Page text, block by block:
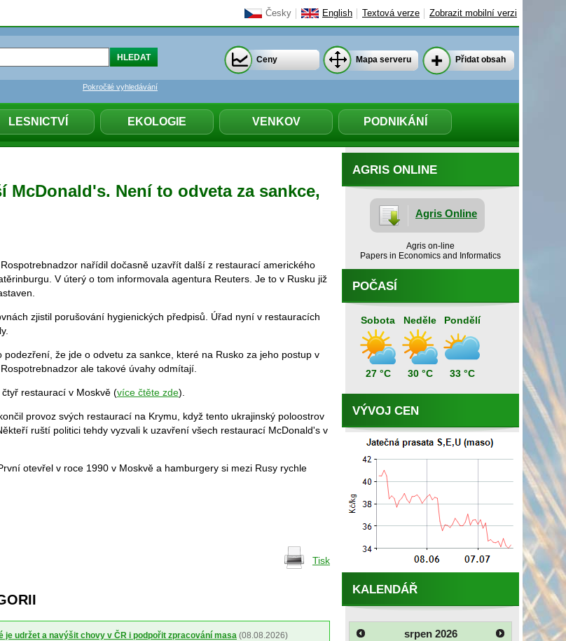
Česky English Textová verze Zobrazit mobilní verzi
LESNICTVÍ EKOLOGIE VENKOV PODNIKÁNÍ
Pokročilé vyhledávání
Ceny Mapa serveru Přidat obsah
McDonald's. Není to odveta za sankce,
nařídil dočasně uzavřít další z restaurací amerického
V úterý o tom informovala agentura Reuters. Je to v Rusku již
zjistil porušování hygienických předpisů. Úřad nyní v restauracích
že jde o odvetu za sankce, které na Rusko za jeho postup v
ale takové úvahy odmítají.
restaurací v Moskvě (více čtěte zde).
provoz svých restaurací na Krymu, když tento ukrajinský poloostrov
ruští politici tehdy vyzvali k uzavření všech restaurací McDonald's v
otevřel v roce 1990 v Moskvě a hamburgery si mezi Rusy rychle
Tisk
je udržet a navýšit chovy v ČR i podpořit zpracování masa (08.08.2026)
AGRIS ONLINE
Agris Online
Agris on-line
Papers in Economics and Informatics
POČASÍ
Sobota
27 °C
Neděle
30 °C
Pondělí
33 °C
VÝVOJ CEN
KALENDÁŘ
srpen 2026